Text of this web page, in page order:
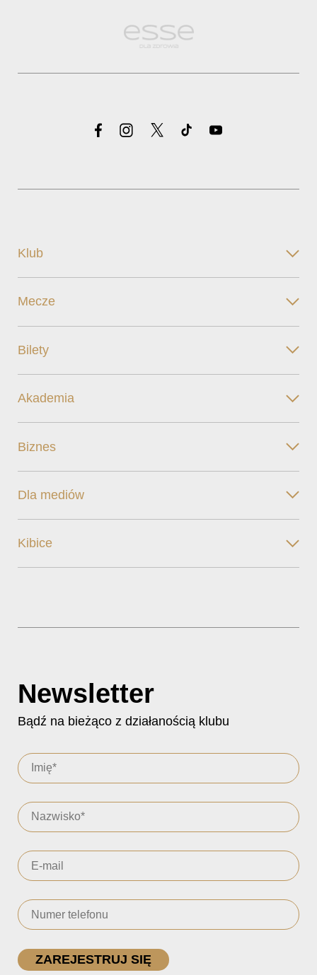
Klub
Mecze
Bilety
Akademia
Biznes
Dla mediów
Kibice
Newsletter
Bądź na bieżąco z działanością klubu